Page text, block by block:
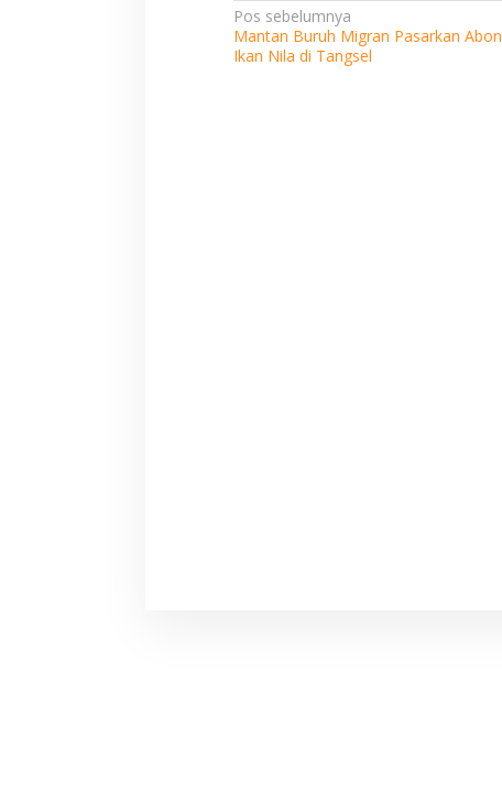
Navigasi
pos
Pos sebelumnya
Mantan Buruh Migran Pasarkan Abon
Ikan Nila di Tangsel